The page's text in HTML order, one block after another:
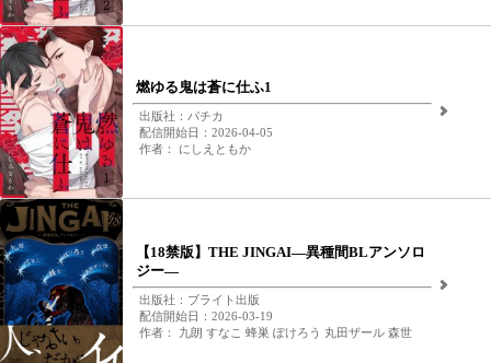
燃ゆる鬼は蒼に仕ふ1
出版社：パチカ
配信開始日：2026-04-05
作者： にしえともか
【18禁版】THE JINGAI―異種間BLアンソロ
ジー―
出版社：ブライト出版
配信開始日：2026-03-19
作者： 九朗 すなこ 蜂巣 ぽけろう 丸田ザール 森世